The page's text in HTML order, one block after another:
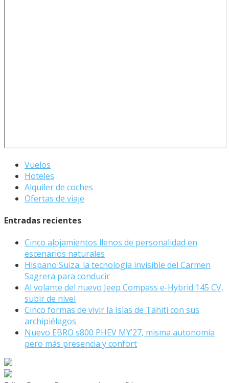
Vuelos
Hoteles
Alquiler de coches
Ofertas de viaje
Entradas recientes
Cinco alojamientos llenos de personalidad en
escenarios naturales
Hispano Suiza: la tecnología invisible del Carmen
Sagrera para conducir
Al volante del nuevo Jeep Compass e-Hybrid 145 CV,
subir de nivel
Cinco formas de vivir la Islas de Tahiti con sus
archipiélagos
Nuevo EBRO s800 PHEV MY’27, misma autonomía
pero más presencia y confort